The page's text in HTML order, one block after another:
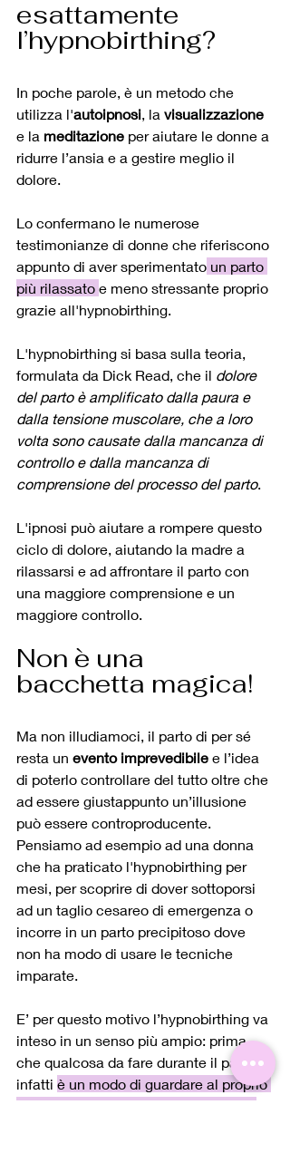
esattamente
l’hypnobirthing?
In poche parole, è un metodo che
utilizza l'autoipnosi, la visualizzazione
e la meditazione per aiutare le donne a
ridurre l’ansia e a gestire meglio il
dolore.
Lo confermano le numerose
testimonianze di donne che riferiscono
appunto di aver sperimentato un parto
più rilassato e meno stressante proprio
grazie all'hypnobirthing.
L'hypnobirthing si basa sulla teoria,
formulata da Dick Read, che il dolore
del parto è amplificato dalla paura e
dalla tensione muscolare, che a loro
volta sono causate dalla mancanza di
controllo e dalla mancanza di
comprensione del processo del parto.
L'ipnosi può aiutare a rompere questo
ciclo di dolore, aiutando la madre a
rilassarsi e ad affrontare il parto con
una maggiore comprensione e un
maggiore controllo.
Non è una
bacchetta magica!
Ma non illudiamoci, il parto di per sé
resta un evento imprevedibile e l’idea
di poterlo controllare del tutto oltre che
ad essere giustappunto un’illusione
può essere controproducente.
Pensiamo ad esempio ad una donna
che ha praticato l'hypnobirthing per
mesi, per scoprire di dover sottoporsi
ad un taglio cesareo di emergenza o
incorre in un parto precipitoso dove
non ha modo di usare le tecniche
imparate.
E’ per questo motivo l’hypnobirthing va
inteso in un senso più ampio: prima
che qualcosa da fare durante il parto
infatti è un modo di guardare al proprio
corpo, al proprio cervello e al proprio